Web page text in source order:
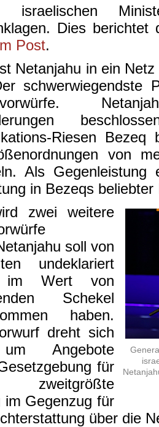
Dies
Post.
Netanjahu in ein
schwerwiegendste
Riesen
von
Als Gegenleistung
in Bezeqs
zwei weitere
soll von
undeklariert
im Wert von
Schekel
haben.
dreht sich
Angebote
für
im Gegenzug für
über die